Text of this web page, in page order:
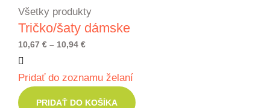
Všetky produkty
Tričko/šaty dámske
10,67 € – 10,94 €Price
10,67 €
Pridať do zoznamu želaní
PRIDAŤ DO KOŠÍKA